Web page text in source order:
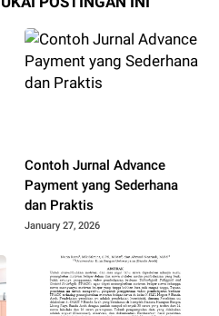
Contoh Jurnal Advance
Payment yang Sederhana
dan Praktis
January 27, 2026